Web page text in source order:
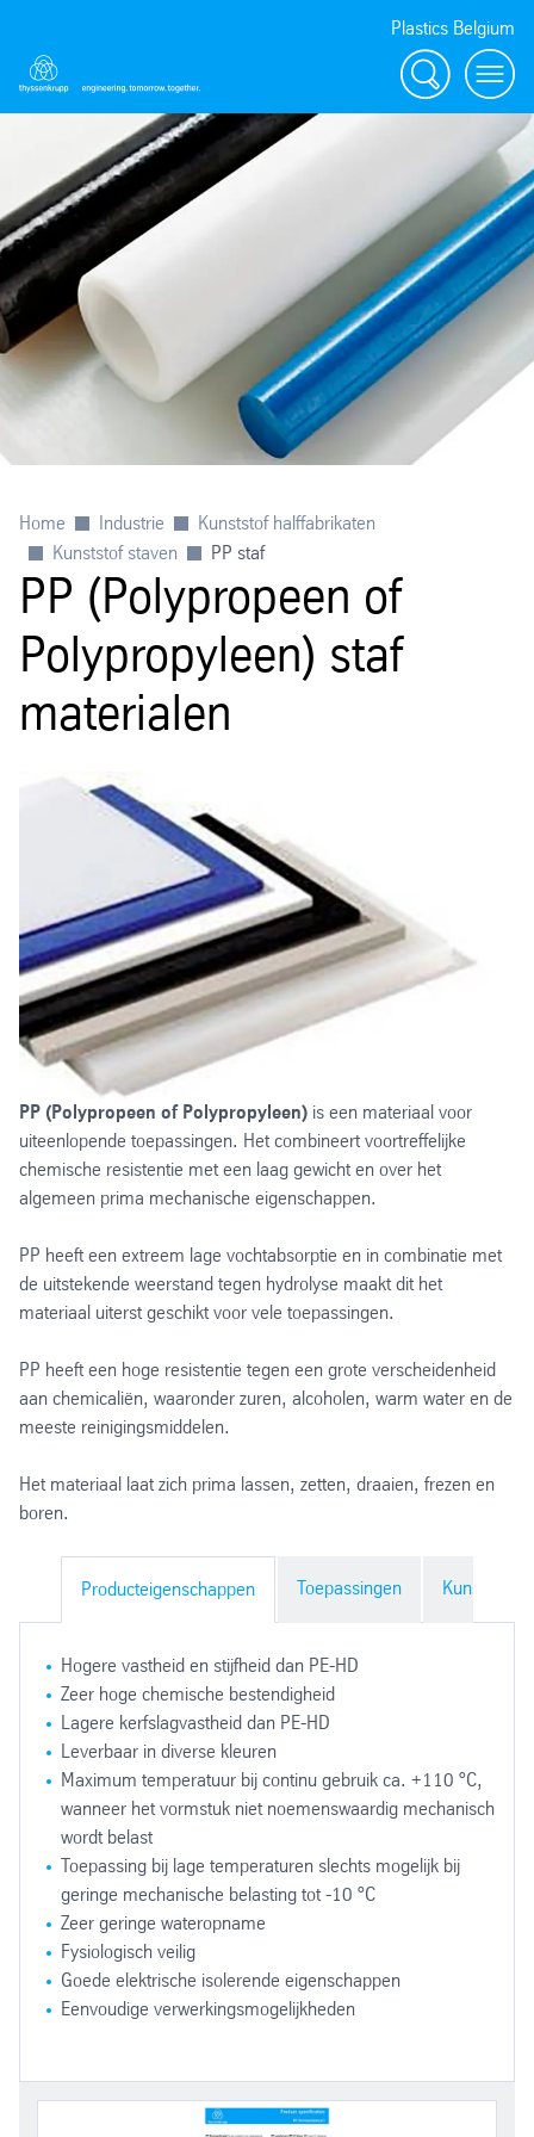
Plastics Belgium
Zoeken Menu
Home Industrie
Kunststof halffabrikaten
Kunststof staven
PP staf
PP (Polypropeen of
Polypropyleen) staf
materialen
PP (Polypropeen of Polypropyleen) is een materiaal voor
uiteenlopende toepassingen. Het combineert voortreffelijke
chemische resistentie met een laag gewicht en over het
algemeen prima mechanische eigenschappen.
PP heeft een extreem lage vochtabsorptie en in combinatie met
de uitstekende weerstand tegen hydrolyse maakt dit het
materiaal uiterst geschikt voor vele toepassingen.
PP heeft een hoge resistentie tegen een grote verscheidenheid
aan chemicaliën, waaronder zuren, alcoholen, warm water en de
meeste reinigingsmiddelen.
Het materiaal laat zich prima lassen, zetten, draaien, frezen en
boren.
Producteigenschappen Toepassingen Kunststof
Hogere vastheid en stijfheid dan PE-HD
Zeer hoge chemische bestendigheid
Lagere kerfslagvastheid dan PE-HD
Leverbaar in diverse kleuren
Maximum temperatuur bij continu gebruik ca. +110 °C,
wanneer het vormstuk niet noemenswaardig mechanisch
wordt belast
Toepassing bij lage temperaturen slechts mogelijk bij
geringe mechanische belasting tot -10 °C
Zeer geringe wateropname
Fysiologisch veilig
Goede elektrische isolerende eigenschappen
Eenvoudige verwerkingsmogelijkheden